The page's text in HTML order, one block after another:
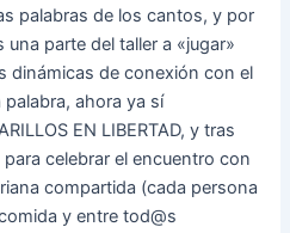
palabras de los cantos, y por
parte del taller a «jugar»
dinámicas de conexión con el
ahora ya sí
EN LIBERTAD, y tras
celebrar el encuentro con
compartida (cada persona
y entre tod@s